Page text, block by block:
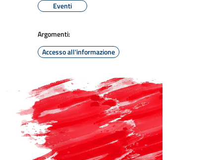
Eventi
Argomenti:
Accesso all'informazione